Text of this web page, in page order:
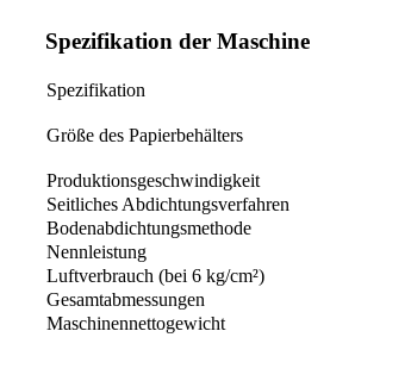
Spezifikation der Maschine
Spezifikation
Größe des Papierbehälters
Produktionsgeschwindigkeit
Seitliches Abdichtungsverfahren
Bodenabdichtungsmethode
Nennleistung
Luftverbrauch (bei 6 kg/cm²)
Gesamtabmessungen
Maschinennettogewicht